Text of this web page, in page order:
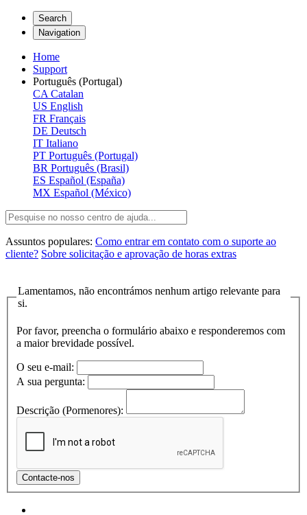
Search
Navigation
Home
Support
Português (Portugal)
CA Catalan
US English
FR Français
DE Deutsch
IT Italiano
PT Português (Portugal)
BR Português (Brasil)
ES Español (España)
MX Español (México)
Assuntos populares: Como entrar em contato com o suporte ao
cliente? Sobre solicitação e aprovação de horas extras
Lamentamos, não encontrámos nenhum artigo relevante para
si.
Por favor, preencha o formulário abaixo e responderemos com
a maior brevidade possível.
O seu e-mail:
A sua pergunta:
Descrição (Pormenores):